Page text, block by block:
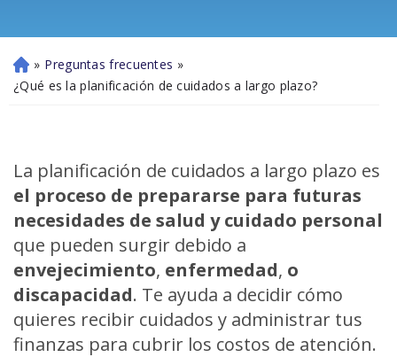
Ini
ci
» Preguntas frecuentes »
¿Qué es la planificación de cuidados a largo plazo?
La planificación de cuidados a largo plazo es
el proceso de prepararse para futuras
necesidades de salud y cuidado personal
que pueden surgir debido a
envejecimiento, enfermedad, o
discapacidad. Te ayuda a decidir cómo
quieres recibir cuidados y administrar tus
finanzas para cubrir los costos de atención.